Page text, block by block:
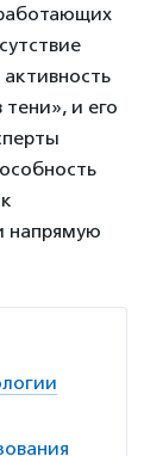
и его
напрямую